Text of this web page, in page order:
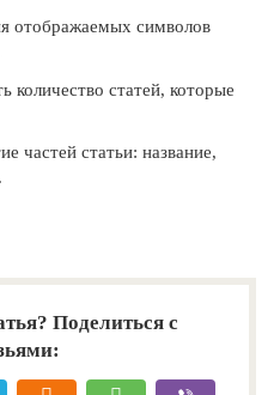
отображаемых символов
количество статей, которые
частей статьи: название,
Поделиться с